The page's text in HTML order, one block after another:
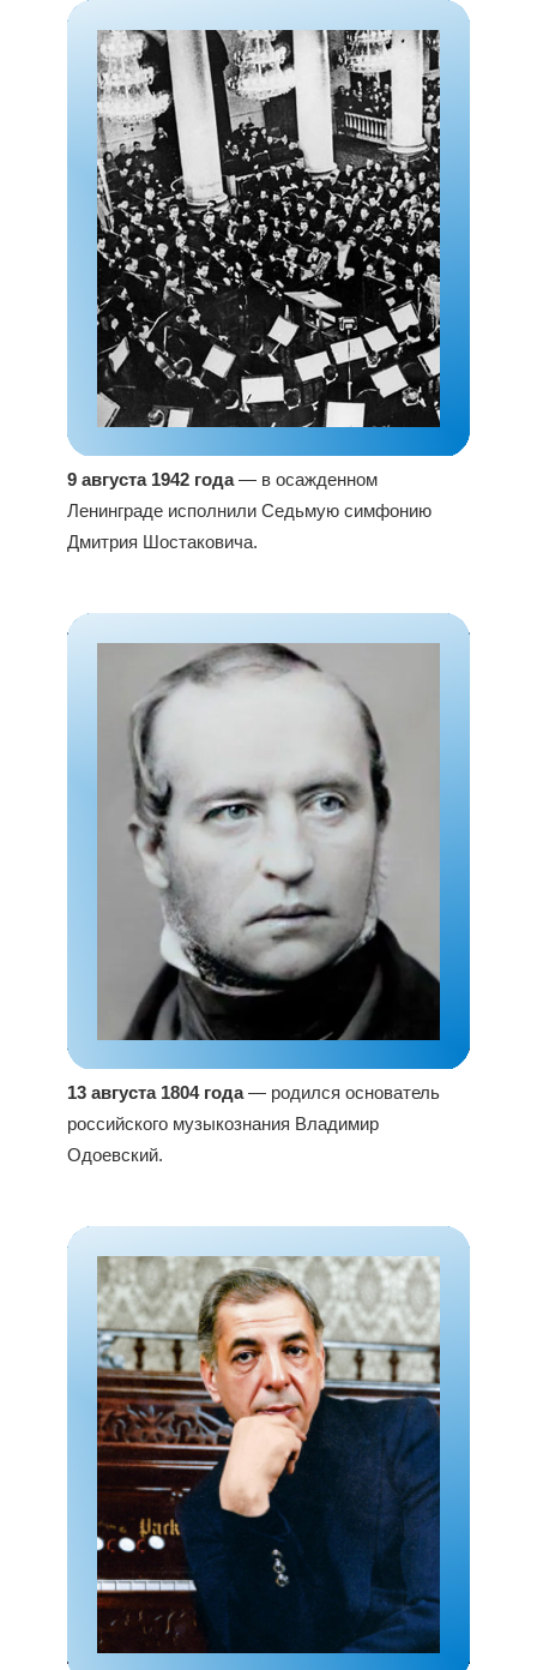
9 августа 1942 года— в осажденном
Ленинграде исполнили Седьмую симфонию
Дмитрия Шостаковича.
13 августа 1804 года— родился основатель
российского музыкознания Владимир
Одоевский.